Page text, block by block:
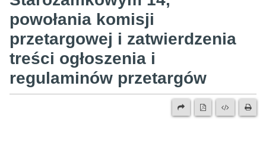
powołania komisji
przetargowej i zatwierdzenia
treści ogłoszenia i
regulaminów przetargów